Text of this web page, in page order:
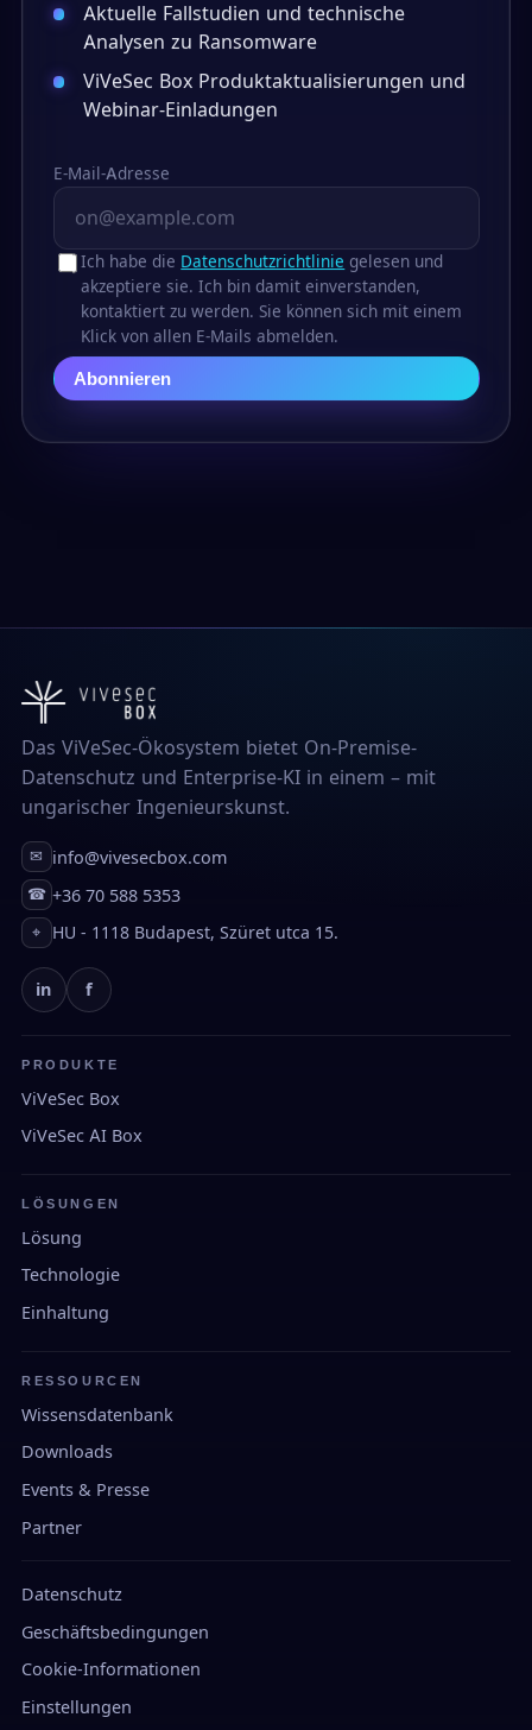
Aktuelle Fallstudien und technische
Analysen zu Ransomware
ViVeSec Box Produktaktualisierungen und
Webinar-Einladungen
E-Mail-Adresse
Ich habe die Datenschutzrichtlinie gelesen und
akzeptiere sie. Ich bin damit einverstanden,
kontaktiert zu werden. Sie können sich mit einem
Klick von allen E-Mails abmelden.
Abonnieren
Das ViVeSec-Ökosystem bietet On-Premise-
Datenschutz und Enterprise-KI in einem – mit
ungarischer Ingenieurskunst.
✉ info@vivesecbox.com
☎ +36 70 588 5353
⌖ HU - 1118 Budapest, Szüret utca 15.
in f
PRODUKTE
ViVeSec Box
ViVeSec AI Box
LÖSUNGEN
Lösung
Technologie
Einhaltung
RESSOURCEN
Wissensdatenbank
Downloads
Events & Presse
Partner
Datenschutz
Geschäftsbedingungen
Cookie-Informationen
Einstellungen